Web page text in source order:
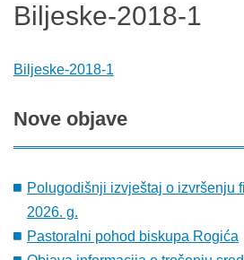
Biljeske-2018-1
Biljeske-2018-1
Nove objave
Polugodišnji izvještaj o izvršenju
2026. g.
Pastoralni pohod biskupa Rogića